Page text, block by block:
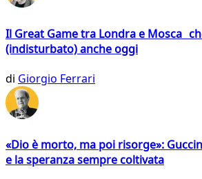
Il Great Game tra Londra e Mosca
(indisturbato) anche oggi
di Giorgio Ferrari
«Dio è morto, ma poi risorge»:
e la speranza sempre coltivata